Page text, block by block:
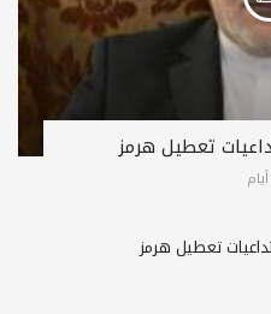
تعطيل هرمز
تعطيل هرمز